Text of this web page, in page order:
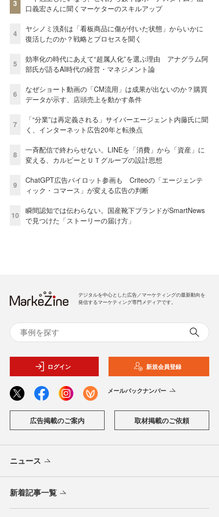
3
口義宏さんに聞くマーケターのスキルアップ
4
ヤシノミ洗剤は「看板商品に傷が付いた状態」からいかに
復活したのか？戦略とプロセスを聞く
5
効率化の時代にあえて“超属人化”を選ぶ理由 アナグラム阿
部氏が語るAI時代の経営・マネジメント論
6
なぜショート動画の「CM流用」は成果が出ないのか？購買
データが示す、店頭売上を動かす条件
7
「“分業”は再定義される」サイバーエージェント内藤氏に聞
く、インターネット広告20年と転換点
8
一斉配信で終わらせない。LINEを「消費」から「資産」に
変える、カルビーとＵＴグループの設計思想
9
ChatGPT広告パイロット参画も Criteoの「エージェンテ
ィック・コマース」が変える広告の判断
10
瞬間認知では伝わらない。国産靴下ブランドがSmartNews
で見つけた「ストーリーの届け方」
デジタルを中心とした広告／マーケティングの最新動向を
発信するマーケティング専門メディアです。
ログイン 新規会員登録
メールバックナンバー
広告掲載のご案内 取材掲載のご依頼
ニュース
新着記事一覧